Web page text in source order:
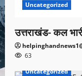
Uncategorized
उत्तराखंड- कल
63
Uncategorized